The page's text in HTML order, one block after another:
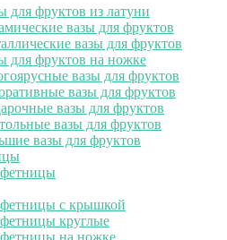
для фруктов из латуни
вазы для фруктов
вазы для фруктов
для фруктов на ножке
вазы для фруктов
вазы для фруктов
вазы для фруктов
вазы для фруктов
вазы для фруктов
с крышкой
круглые
на ножке